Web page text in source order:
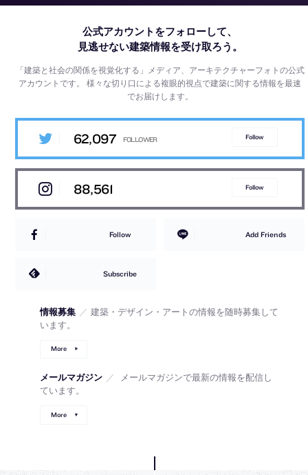
公式アカウントをフォローして、
見逃せない建築情報を受け取ろう。
「建築と社会の関係を視覚化する」メディア、アーキテクチャーフォトの公式
アカウントです。様々な切り口による複眼的視点で建築に関する情報を最速
でお届けします。
62,097 Follow
88,561 Follow
Follow Add Friends
Subscribe
情報募集 ／ 建築・デザイン・アートの情報を随時募集して
います。
More
メールマガジン ／
メールマガジンで最新の情報を配信し
ています。
More